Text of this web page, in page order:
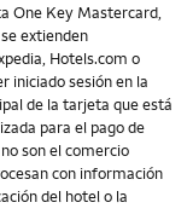
One Key Mastercard,
extienden
Hotels.com o
iniciado sesión en la
de la tarjeta que está
para el pago de
son el comercio
con información
del hotel o la